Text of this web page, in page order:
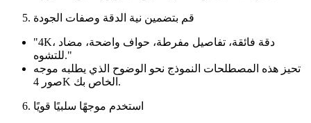
قم بتضمين نية الدقة وصفات الجودة
"4K، دقة فائقة، تفاصيل مفرطة، حواف واضحة، مضاد
للتشوه."
تحيز هذه المصطلحات النموذج نحو الوضوح الذي يطلبه موجه
صور 4K الخاص بك.
استخدم موجهًا سلبيًا قويًا